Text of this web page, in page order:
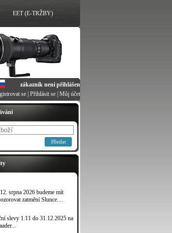
Hledat
srpna 2026 budeme mít
zatmění Slunce....
slevy 1.11 do 31.12.2025 na
EET (E-TRŽBY)
zákazník není přihlášen
se Přihlásit se Můj účet